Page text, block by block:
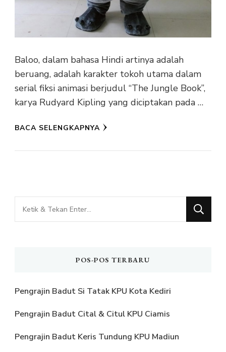
Baloo, dalam bahasa Hindi artinya adalah
beruang, adalah karakter tokoh utama dalam
serial fiksi animasi berjudul “The Jungle Book”,
karya Rudyard Kipling yang diciptakan pada …
BACA SELENGKAPNYA
Mencari
Sesuatu?
POS-POS TERBARU
Pengrajin Badut Si Tatak KPU Kota Kediri
Pengrajin Badut Cital & Citul KPU Ciamis
Pengrajin Badut Keris Tundung KPU Madiun